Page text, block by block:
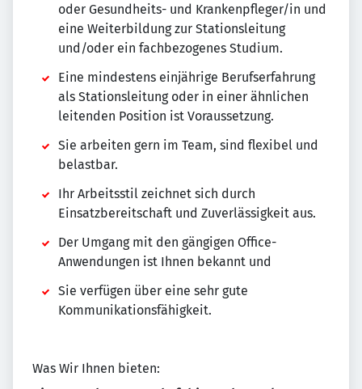
oder Gesundheits- und Krankenpfleger/in und
eine Weiterbildung zur Stationsleitung
und/oder ein fachbezogenes Studium.
Eine mindestens einjährige Berufserfahrung
als Stationsleitung oder in einer ähnlichen
leitenden Position ist Voraussetzung.
Sie arbeiten gern im Team, sind flexibel und
belastbar.
Ihr Arbeitsstil zeichnet sich durch
Einsatzbereitschaft und Zuverlässigkeit aus.
Der Umgang mit den gängigen Office-
Anwendungen ist Ihnen bekannt und
Sie verfügen über eine sehr gute
Kommunikationsfähigkeit.
Was Wir Ihnen bieten: